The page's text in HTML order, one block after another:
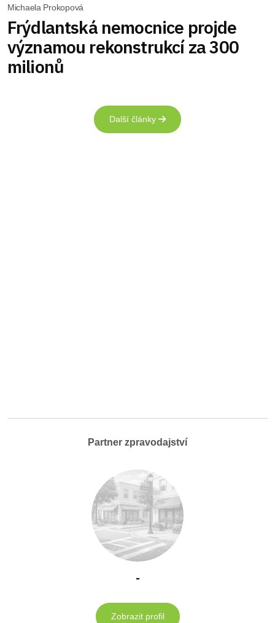
Michaela Prokopová
Frýdlantská nemocnice projde
významou rekonstrukcí za 300
milionů
Další články
Partner zpravodajství
-
Zobrazit profil